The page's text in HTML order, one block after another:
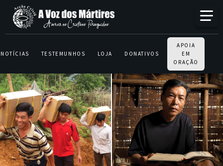
NOTÍCIAS TESTEMUNHOS LOJA DONATIVOS
APOIA
EM
ORAÇÃO